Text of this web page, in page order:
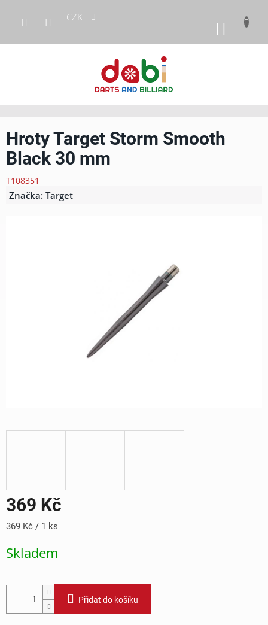
obsah
CZK
KOŠÍK
Hroty Target Storm Smooth
Black 30 mm
T108351
Značka: Target
369 Kč
Měrná
369 Kč / 1 ks
Skladem
Přidat do košíku